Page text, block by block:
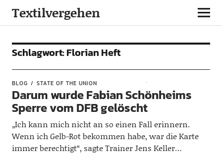
Textilvergehen
Schlagwort:Florian Heft
BLOG STATE OF THE UNION
Darum wurde Fabian Schönheims
Sperre vom DFB gelöscht
„Ich kann mich nicht an so einen Fall erinnern.
Wenn ich Gelb-Rot bekommen habe, war die Karte
immer berechtigt“, sagte Trainer Jens Keller…